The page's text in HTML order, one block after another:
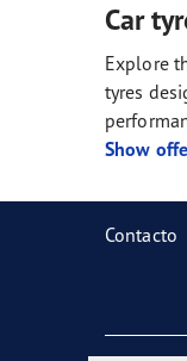
Car
Explore
tyres
Show
Contacto